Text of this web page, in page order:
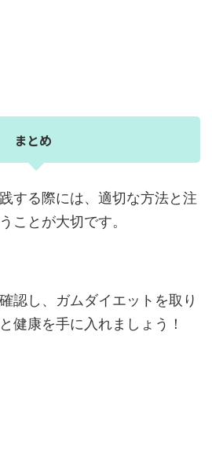
まとめ
する際には、適切な方法と注
ことが大切です。
認し、ガムダイエットを取り
健康を手に入れましょう！